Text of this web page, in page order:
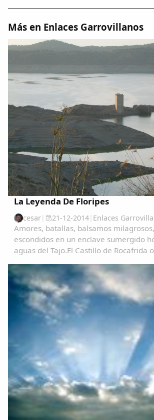
Más en Enlaces Garrovillanos
La Leyenda De Floripes
cesar| 21-12-2014| Enlaces
Amores, batallas, balsamos
escondidos en un enclave sumergido
aguas del Tajo.El Castillo de Rocafrida
Floripes es una fortaleza, de estilo
sobre los restos de otra romana